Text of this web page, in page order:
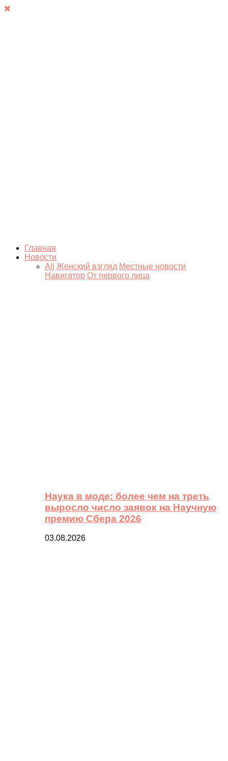
Главная
Новости
All
Женский взгляд Местные новости
Навигатор От первого лица
Наука в моде: более чем на треть
выросло число заявок на Научную
премию Сбера 2026
03.08.2026